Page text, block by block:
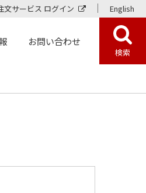
文サービス ログイン English
お問い合わせ
検索